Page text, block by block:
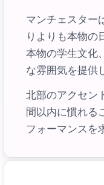
マンチェスター
りよりも本物の
本物の学生文化
な雰囲気を提供
北部のアクセン
間以内に慣れる
フォーマンスを